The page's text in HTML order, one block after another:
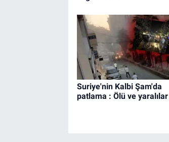
Suriye'nin Kalbi Şam'da
patlama : Ölü ve